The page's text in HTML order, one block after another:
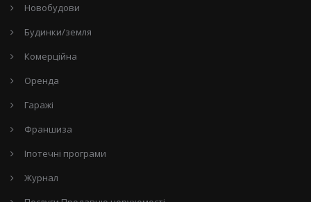
Новобудови
Будинки/земля
Комерційна
Оренда
Гаражі
Франшиза
Іпотечні програми
Журнал